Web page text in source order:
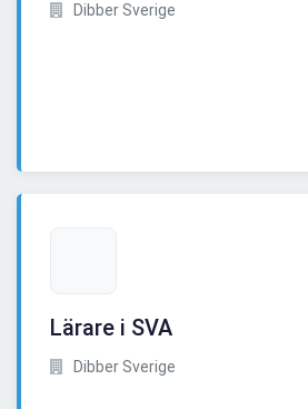
Dibber Sverige
Lärare i SVA
Dibber Sverige